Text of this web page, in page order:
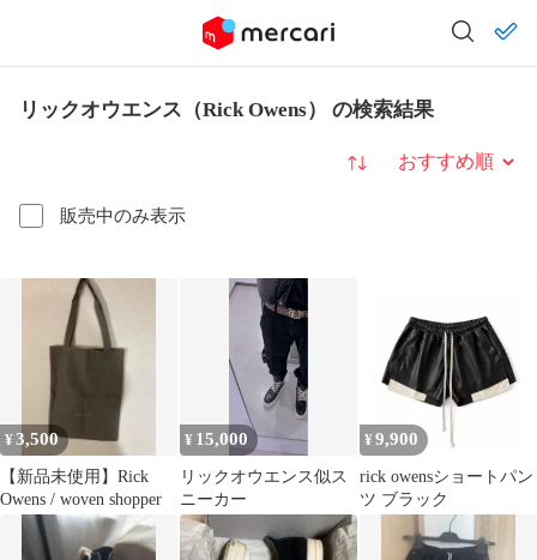
リックオウエンス（Rick Owens） の検索結果
販売中のみ表示
並び替え
¥3,500
【新品未使用】Rick
Owens / woven shopper
¥ 15,000
リックオウエンス似ス
ニーカー
¥ 9,900
rick owensショートパン
ツ ブラック